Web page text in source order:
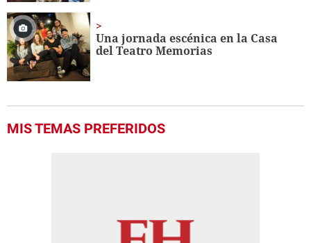
Una jornada escénica en la Casa
del Teatro Memorias
MIS TEMAS PREFERIDOS